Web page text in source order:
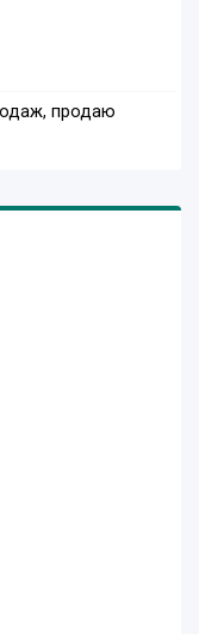
продаю